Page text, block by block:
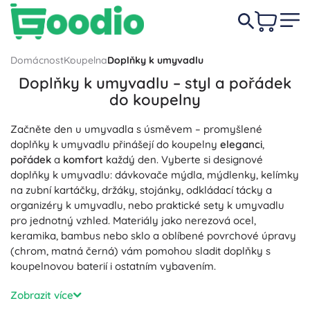
DomácnostKoupelnaDoplňky k umyvadlu
Doplňky k umyvadlu – styl a pořádek
do koupelny
Začněte den u umyvadla s úsměvem – promyšlené
doplňky k umyvadlu přinášejí do koupelny eleganci,
pořádek a komfort každý den. Vyberte si designové
doplňky k umyvadlu: dávkovače mýdla, mýdlenky, kelímky
na zubní kartáčky, držáky, stojánky, odkládací tácky a
organizéry k umyvadlu, nebo praktické sety k umyvadlu
pro jednotný vzhled. Materiály jako nerezová ocel,
keramika, bambus nebo sklo a oblíbené povrchové úpravy
(chrom, matná černá) vám pomohou sladit doplňky s
koupelnovou baterií i ostatním vybavením.
Chytré detaily zajistí
prostředí: mýdlenky s odtokovými drážkami, kelímky s
Zobrazit více